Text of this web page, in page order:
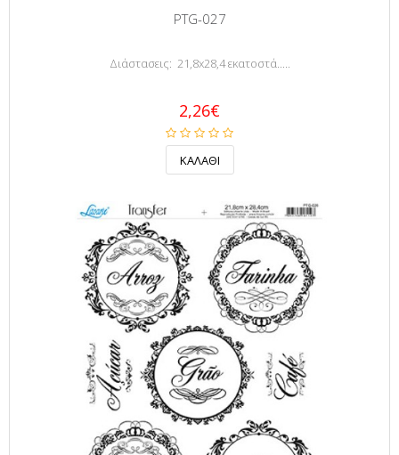
PTG-027
Διάστασεις: 21,8x28,4 εκατοστά.....
2,26€